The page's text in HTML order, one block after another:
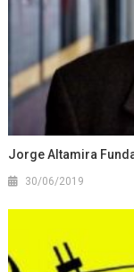
Jorge Altamira
30/06/2019